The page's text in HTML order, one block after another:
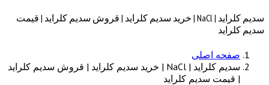
سدیم کلراید | NaCl | خرید سدیم کلراید | قروش سدیم کلراید | قیمت
سدیم کلراید
صفحه اصلی
سدیم کلراید | NaCl | خرید سدیم کلراید | قروش سدیم کلراید
| قیمت سدیم کلراید